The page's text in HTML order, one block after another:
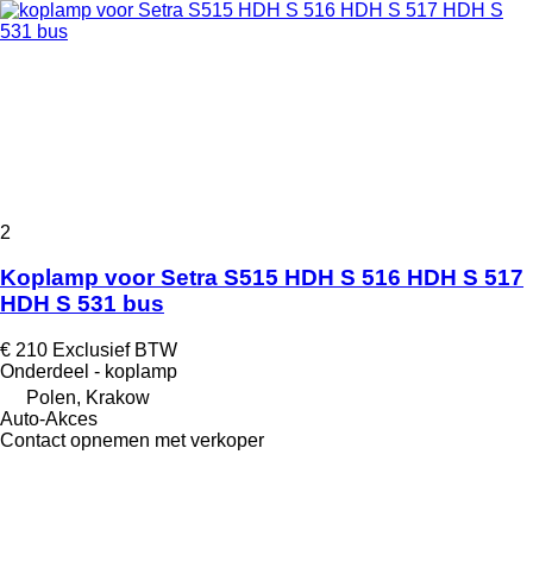
2
Koplamp voor Setra S515 HDH S 516 HDH S 517
HDH S 531 bus
€ 210 Exclusief BTW
Onderdeel - koplamp
Polen, Krakow
Auto-Akces
Contact opnemen met verkoper